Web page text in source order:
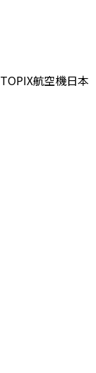
TOPIX航空機日本